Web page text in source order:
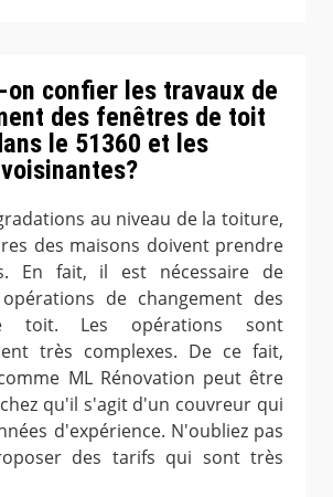
confier les travaux de
des fenêtres de toit
le 51360 et les
au niveau de la toiture,
des maisons doivent prendre
En fait, il est nécessaire de
de changement des
toit. Les opérations sont
très complexes. De ce fait,
ML Rénovation peut être
qu'il s'agit d'un couvreur qui
d'expérience. N'oubliez pas
des tarifs qui sont très